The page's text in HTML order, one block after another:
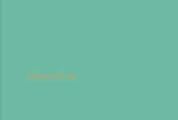
Megosztás